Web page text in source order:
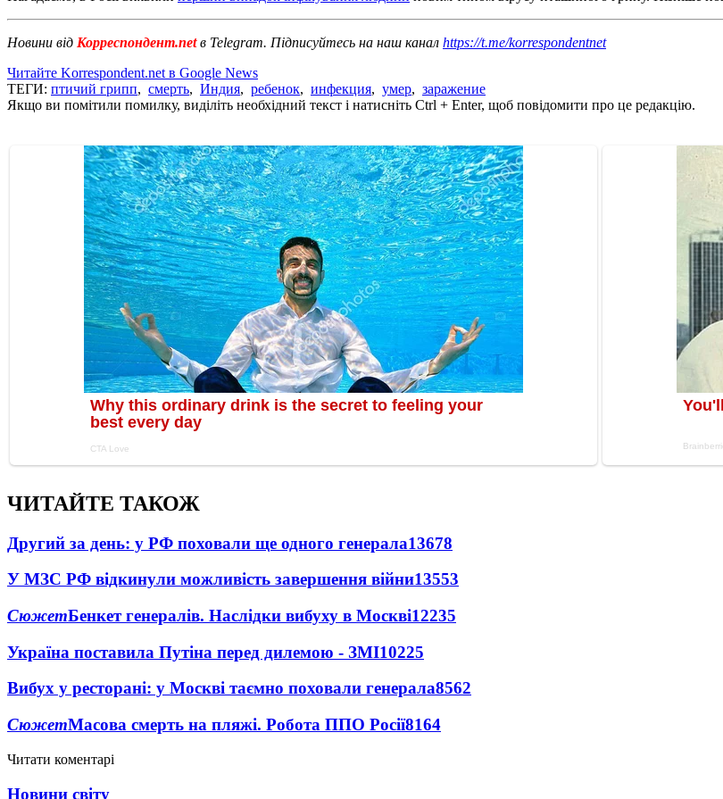
Новини від Корреспондент.netв Telegram. Підписуйтесь на наш канал https://t.me/korrespondentnet
Читайте Korrespondent.net в Google News
ТЕГИ: птичий грипп, смерть, Индия, ребенок, инфекция, умер, заражение
Якщо ви помітили помилку, виділіть необхідний текст і натисніть Ctrl + Enter, щоб повідомити про це редакцію.
ЧИТАЙТЕ ТАКОЖ
Другий за день: у РФ поховали ще одного генерала13678
У МЗС РФ відкинули можливість завершення війни13553
СюжетБенкет генералів. Наслідки вибуху в Москві12235
Україна поставила Путіна перед дилемою - ЗМІ10225
Вибух у ресторані: у Москві таємно поховали генерала8562
СюжетМасова смерть на пляжі. Робота ППО Росії8164
Читати коментарі
Новини світу